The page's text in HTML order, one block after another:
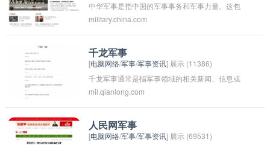
的工作任务。国防部在国家政府体系中扮演着重
要的角色，是国家安全和国防体系的核心部门之
中华军事是指中国的军事事务和军事力量。这包
括中国军队的组织、编制、装备、训练、作战能
家安全和国防建设的重要组成部分，保障国家主
权、领土完整和国家利益的根本形式。近年来，
随着中国经济和科技的发展，中华军事在国际军
事舞台上的地位和影响力也不断提升。
military.china.com
千龙军事
[电脑网络/军事/军事资讯] 展示 (11386)
千龙军事通常是指军事领域的相关新闻、信息或
者网站。这种名称可能暗示着强大、庞大的军事
在这个领域中，千龙军事可能是一个提供最新军
事资讯、分析和评论的平台，吸引着关注军事事
mil.qianlong.com
人民网军事
[电脑网络/军事/军事资讯] 展示 (69531)